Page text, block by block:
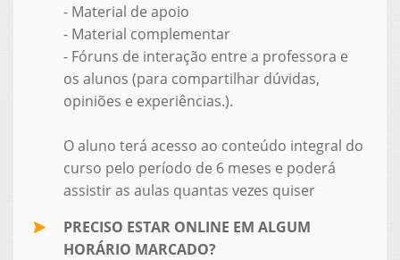
- Material de apoio
- Material complementar
- Fóruns de interação entre a professora e
os alunos (para compartilhar dúvidas,
opiniões e experiências.).
O aluno terá acesso ao conteúdo integral do
curso pelo período de 6 meses e poderá
assistir as aulas quantas vezes quiser
PRECISO ESTAR ONLINE EM ALGUM
HORÁRIO MARCADO?